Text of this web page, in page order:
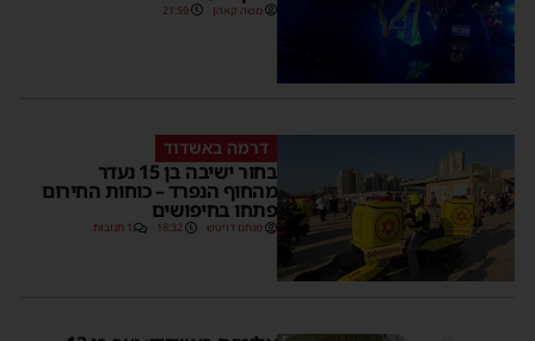
משה קאהן 21:59
דרמה באשדוד
בחור ישיבה בן 15 נעדר
מהחוף הנפרד – כוחות החירום
פתחו בחיפושים
מנחם דויטש 18:32 1 תגובות